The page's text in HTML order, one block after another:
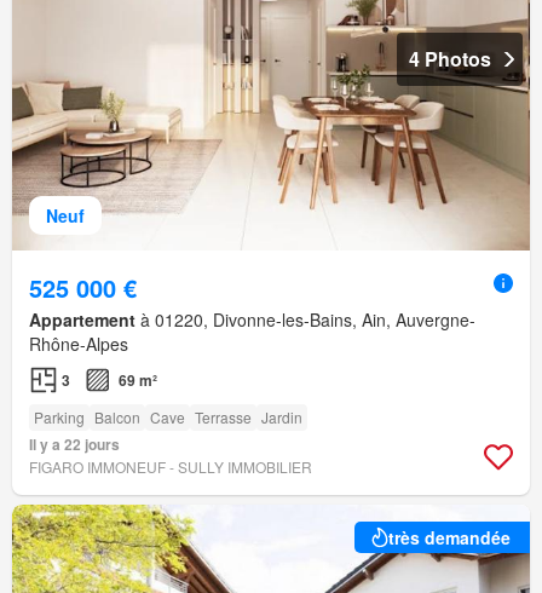
Neuf
4 Photos
525 000 €
Appartement à 01220, Divonne-les-Bains, Ain, Auvergne-
Rhône-Alpes
3 69 m²
Parking Balcon Cave Terrasse Jardin
Il y a 22 jours
FIGARO IMMONEUF - SULLY IMMOBILIER
très demandée